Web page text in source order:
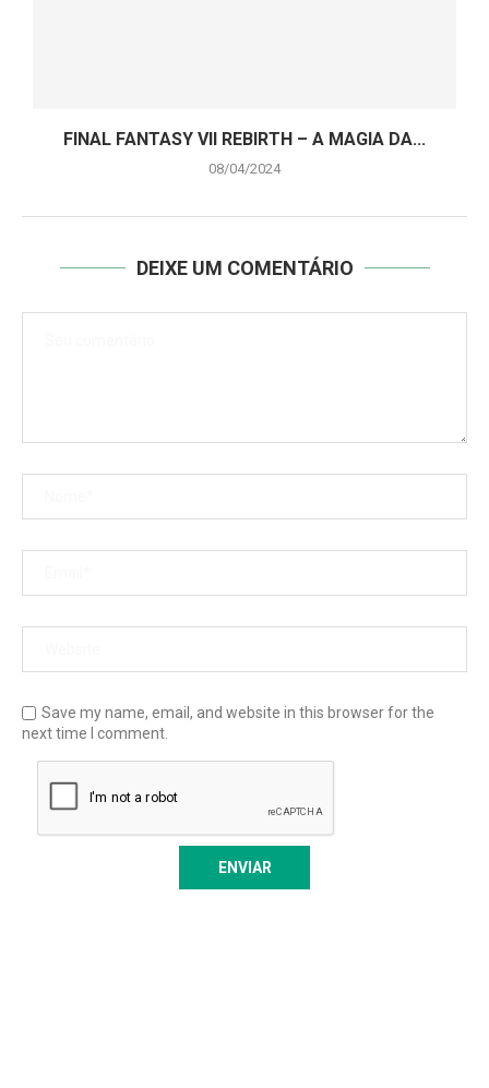
FINAL FANTASY VII REBIRTH – A MAGIA DA...
08/04/2024
DEIXE UM COMENTÁRIO
Save my name, email, and website in this browser for the
next time I comment.